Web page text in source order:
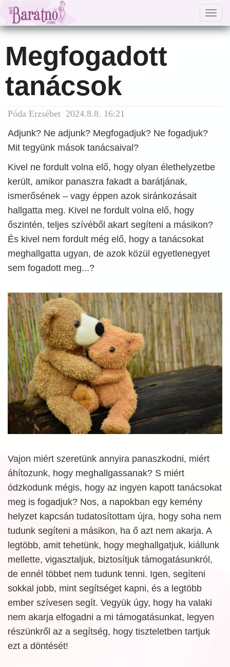
Megfogadott
tanácsok
Póda Erzsébet 2024.8.8. 16:21
Adjunk? Ne adjunk? Megfogadjuk? Ne fogadjuk?
Mit tegyünk mások tanácsaival?
Kivel ne fordult volna elő, hogy olyan élethelyzetbe
került, amikor panaszra fakadt a barátjának,
ismerősének – vagy éppen azok siránkozásait
hallgatta meg. Kivel ne fordult volna elő, hogy
őszintén, teljes szívéből akart segíteni a másikon?
És kivel nem fordult még elő, hogy a tanácsokat
meghallgatta ugyan, de azok közül egyetlenegyet
sem fogadott meg...?
Vajon miért szeretünk annyira panaszkodni, miért
áhítozunk, hogy meghallgassanak? S miért
ódzkodunk mégis, hogy az ingyen kapott tanácsokat
meg is fogadjuk? Nos, a napokban egy kemény
helyzet kapcsán tudatosítottam újra, hogy soha nem
tudunk segíteni a másikon, ha ő azt nem akarja. A
legtöbb, amit tehetünk, hogy meghallgatjuk, kiállunk
mellette, vigasztaljuk, biztosítjuk támogatásunkról,
de ennél többet nem tudunk tenni. Igen, segíteni
sokkal jobb, mint segítséget kapni, és a legtöbb
ember szívesen segít. Vegyük úgy, hogy ha valaki
nem akarja elfogadni a mi támogatásunkat, legyen
részünkről az a segítség, hogy tiszteletben tartjuk
ezt a döntését!